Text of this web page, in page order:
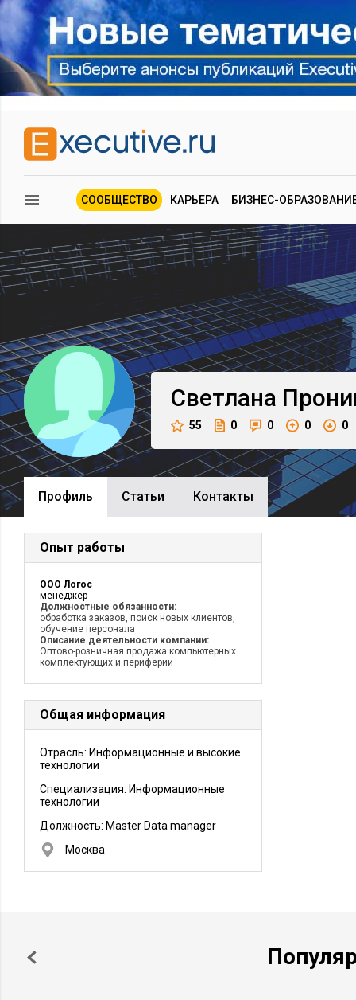
СООБЩЕСТВО КАРЬЕРА БИЗНЕС-
Светлана
55 0 0 0 0
Профиль Cтатьи Контакты
Опыт работы
ООО Логос
менеджер
Должностные обязанности:
обработка заказов, поиск новых клиентов,
обучение персонала
Описание деятельности компании:
Оптово-розничная продажа компьютерных
комплектующих и периферии
Общая информация
Отрасль: Информационные и высокие
технологии
Специализация: Информационные
технологии
Должность: Master Data manager
Москва